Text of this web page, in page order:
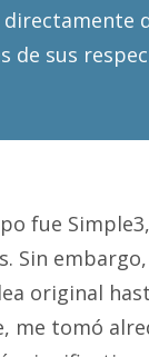
de sus
fue
Sin
original
me tomó